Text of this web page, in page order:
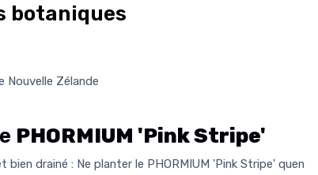
botaniques
Nouvelle Zélande
PHORMIUM 'Pink Stripe'
drainé : Ne planter le PHORMIUM 'Pink Stripe' quen